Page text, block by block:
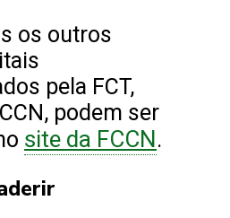
os outros
pela FCT,
podem ser
site da FCCN.